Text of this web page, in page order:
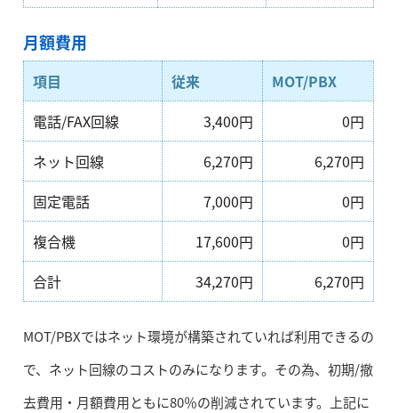
月額費用
項目 従来
MOT/PBX
電話/FAX回線
3,400円
0円
ネット回線
6,270円
6,270円
固定電話
7,000円
0円
複合機
17,600円
0円
合計
34,270円 6,270円
MOT/PBXではネット環境が構築されていれば利用できるの
で、ネット回線のコストのみになります。その為、初期/撤
去費用・月額費用ともに80％の削減されています。上記に